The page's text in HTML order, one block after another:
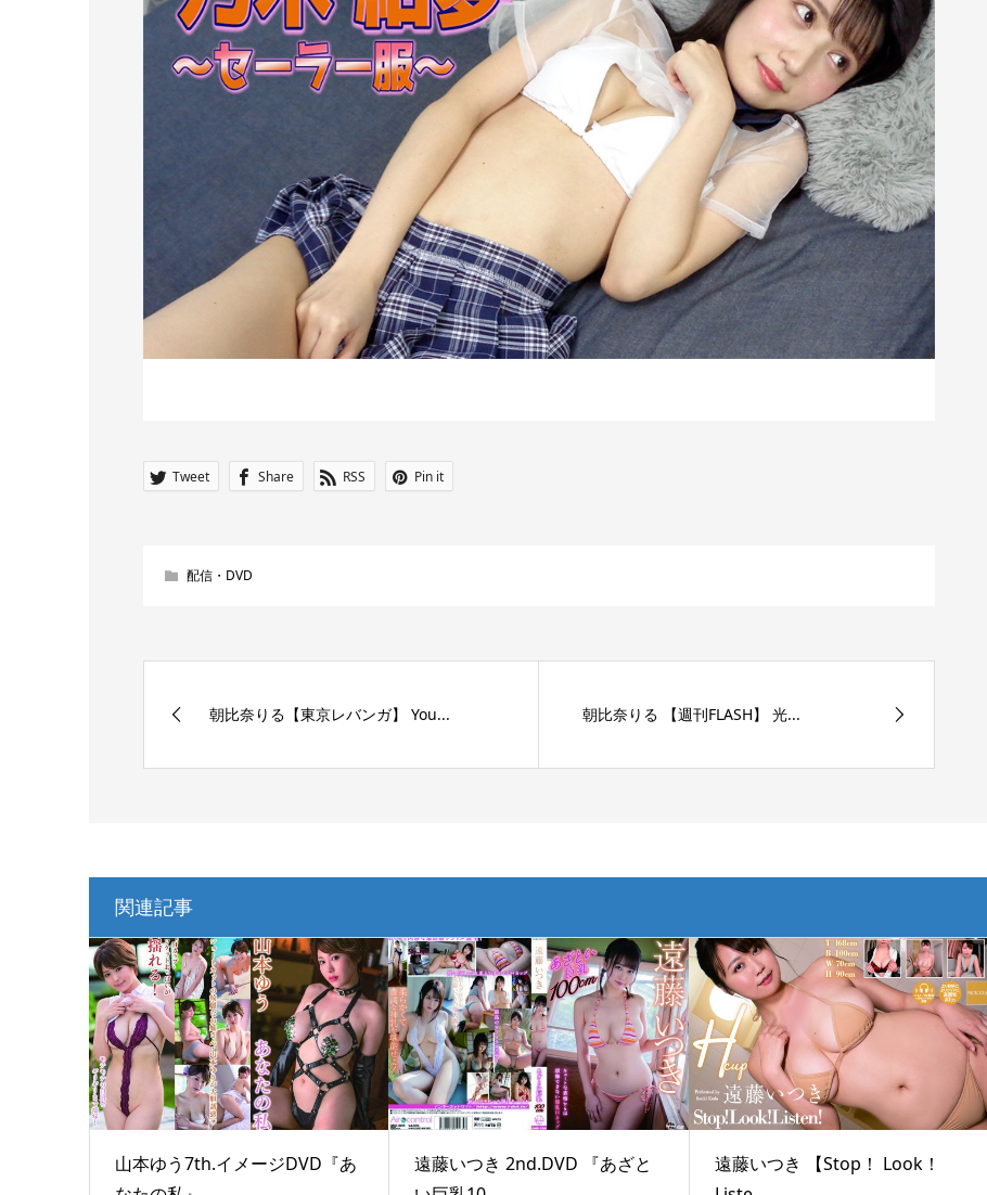
Tweet Share RSS Pin it
配信・DVD
朝比奈りる【東京レバンガ】 You... 朝比奈りる 【週刊FLASH】 光...
関連記事
山本ゆう7th.イメージDVD『あ
遠藤いつき 2nd.DVD 『あざと
遠藤いつき 【Stop！ Look！